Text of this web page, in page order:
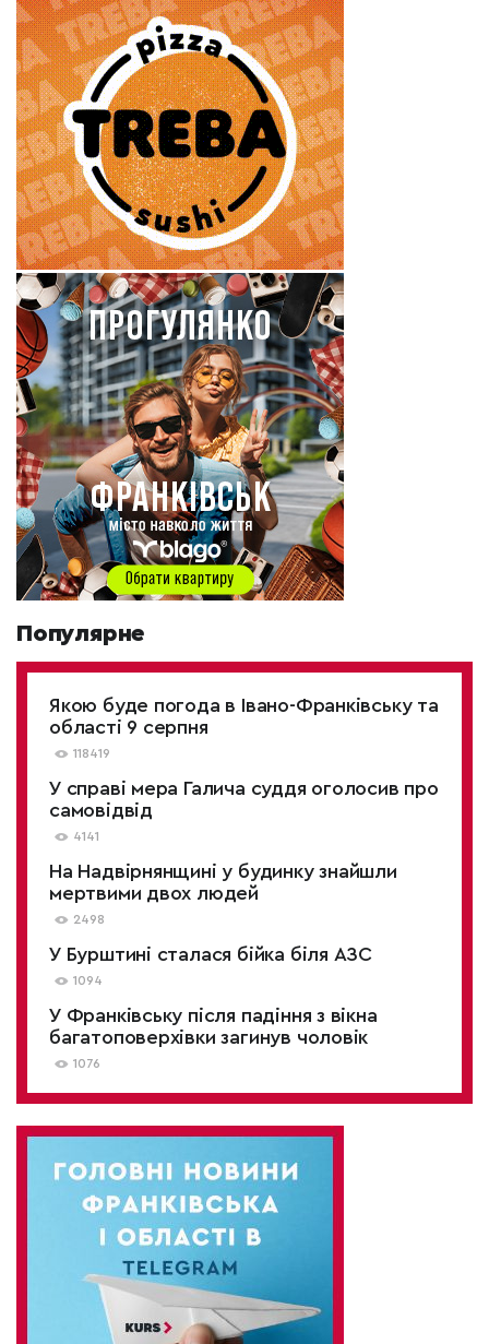
Популярне
Якою буде погода в Івано-Франківську та
області 9 серпня
118419
У справі мера Галича суддя оголосив про
самовідвід
4141
На Надвірнянщині у будинку знайшли
мертвими двох людей
2498
У Бурштині сталася бійка біля АЗС
1094
У Франківську після падіння з вікна
багатоповерхівки загинув чоловік
1076